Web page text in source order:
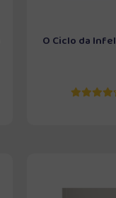
O Ciclo da